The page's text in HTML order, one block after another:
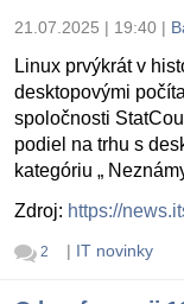
21.07.2025 | 19:40 |
Linux prvýkrát v
desktopovými
spoločnosti
podiel na trhu s
kategóriu „
Zdroj: https://
2 | IT novinky